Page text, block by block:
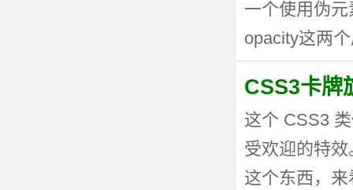
一个使用伪
opacity这两
CSS3卡牌
这个 CSS3
受欢迎的特
这个东西，